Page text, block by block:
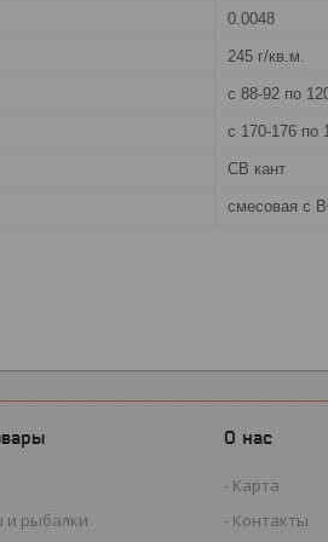
0.0048
245 г/кв.м.
с 88-92 по
с 170-176 по
СВ кант
смесовая с
и рыбалки
О нас
Карта
Контакты